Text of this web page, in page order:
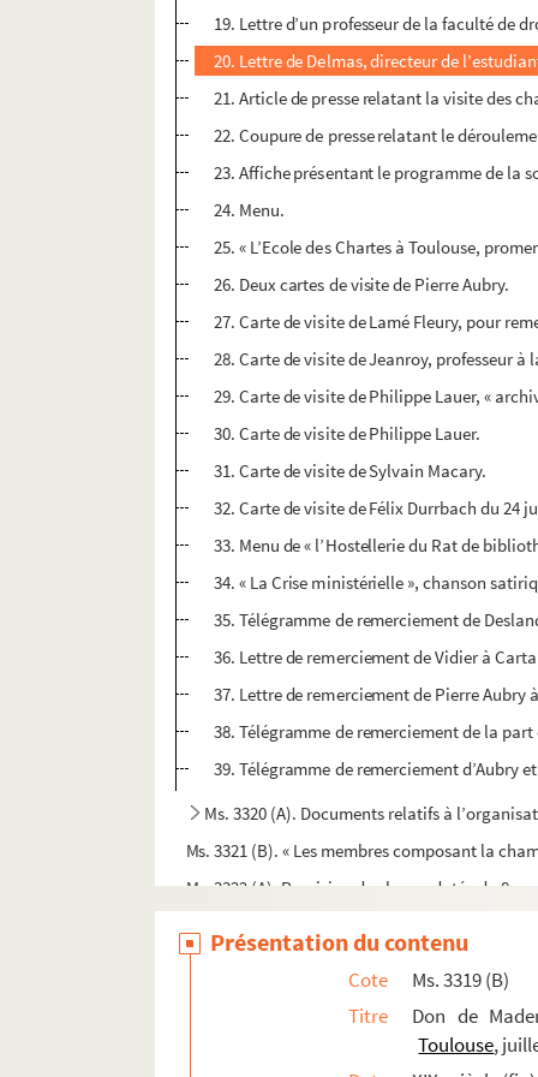
19. Lettre d’un professeur de la faculté de
20. Lettre de Delmas, directeur de
21. Article de presse relatant la visite des
22. Coupure de presse relatant le
23. Affiche présentant le programme de la
24. Menu.
25. « L’Ecole des Chartes à Toulouse,
26. Deux cartes de visite de Pierre Aubry.
27. Carte de visite de Lamé Fleury, pour
28. Carte de visite de Jeanroy, professeur
29. Carte de visite de Philippe Lauer, «
30. Carte de visite de Philippe Lauer.
31. Carte de visite de Sylvain Macary.
32. Carte de visite de Félix Durrbach du 24
33. Menu de « l’Hostellerie du Rat de
34. « La Crise ministérielle », chanson
35. Télégramme de remerciement de
36. Lettre de remerciement de Vidier à
37. Lettre de remerciement de Pierre
38. Télégramme de remerciement de la part
39. Télégramme de remerciement d’Aubry
Ms. 3320 (A). Documents relatifs à
Ms. 3321 (B). « Les membres composant la
Ms. 3322 (A). Provision de charge datée du 8
Ms. 3324 (B). Eustache Bruix ( 1759-1805 ),
Ms. 3326 (C). Amable de Chambon, lettre à
Présentation du contenu
Cote
Ms. 3319 (B)
Titre
Don de
Toulouse,